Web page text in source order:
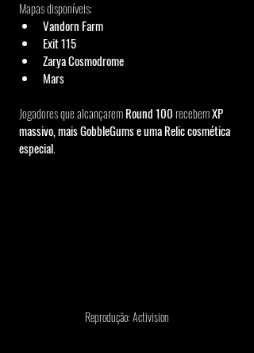
Mapas disponíveis:
Vandorn Farm
Exit 115
Zarya Cosmodrome
Mars
Jogadores que alcançarem Round 100 recebem XP
massivo, mais GobbleGums e uma Relic cosmética
especial.
Reprodução: Activision